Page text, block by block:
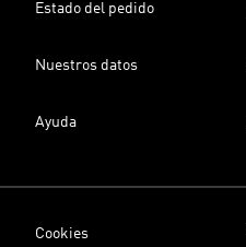
Estado del pedido
Nuestros datos
Ayuda
Cookies